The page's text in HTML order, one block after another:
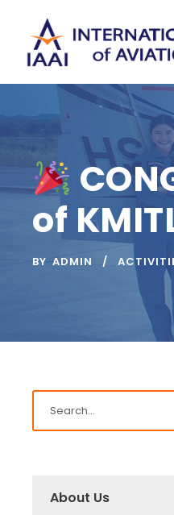
of
BY ADMIN
About Us